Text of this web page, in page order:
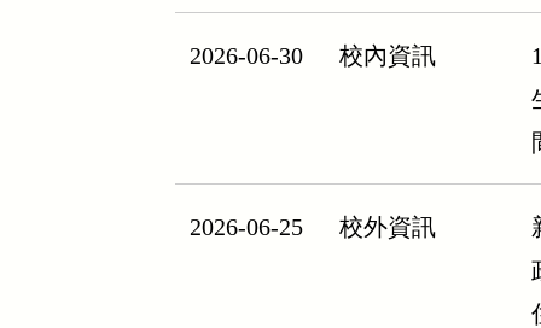
2026-06-30 校內資訊
2026-06-25 校外資訊